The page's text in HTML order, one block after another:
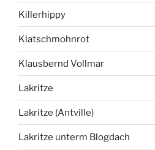
Killerhippy
Klatschmohnrot
Klausbernd Vollmar
Lakritze
Lakritze (Antville)
Lakritze unterm Blogdach